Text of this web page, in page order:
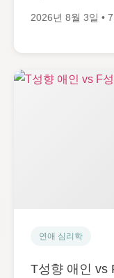
2026년 8월 3일 •
연애 심리학
T성향 애인 vs